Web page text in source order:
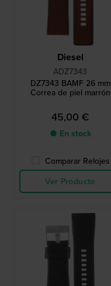
Diesel
ADZ7343
DZ7343 BAMF 26 mm
Correa de piel marrón
45,00 €
● En stock
Comparar Relojes
Ver Producto